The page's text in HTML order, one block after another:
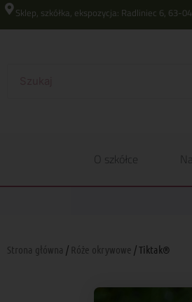
Sklep, szkółka, ekspozycja: Radliniec 6,
O szkółce
Strona główna / Róże okrywowe / Tiktak®